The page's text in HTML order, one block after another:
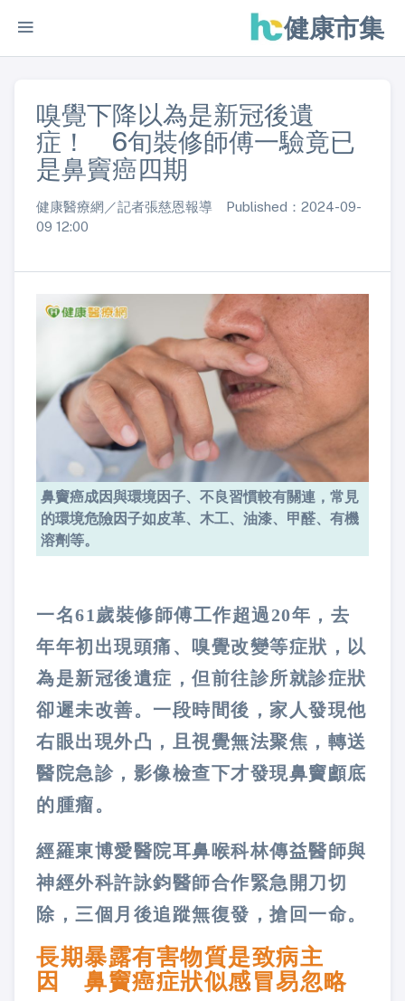
健康市集
嗅覺下降以為是新冠後遺
症！ 6旬裝修師傅一驗竟已
是鼻竇癌四期
健康醫療網／記者張慈恩報導 Published：2024-09-
09 12:00
鼻竇癌成因與環境因子、不良習慣較有關連，常見
的環境危險因子如皮革、木工、油漆、甲醛、有機
溶劑等。
一名61歲裝修師傅工作超過20年，去
年年初出現頭痛、嗅覺改變等症狀，以
為是新冠後遺症，但前往診所就診症狀
卻遲未改善。一段時間後，家人發現他
右眼出現外凸，且視覺無法聚焦，轉送
醫院急診，影像檢查下才發現鼻竇顱底
的腫瘤。
經羅東博愛醫院耳鼻喉科林傳益醫師與
神經外科許詠鈞醫師合作緊急開刀切
除，三個月後追蹤無復發，搶回一命。
長期暴露有害物質是致病主
因 鼻竇癌症狀似感冒易忽略